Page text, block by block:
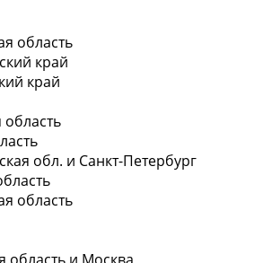
область
край
край
область
обл. и Санкт-Петербург
область